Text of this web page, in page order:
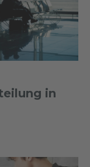
in